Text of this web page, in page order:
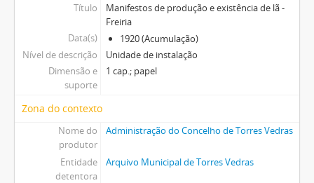
Título
Manifestos de produção e existência de lã -
Freiria
Data(s)
1920 (Acumulação)
Nível de descrição
Unidade de instalação
Dimensão e
suporte
1 cap.; papel
Zona do contexto
Nome do
produtor
Administração do Concelho de Torres Vedras
Entidade
detentora
Arquivo Municipal de Torres Vedras